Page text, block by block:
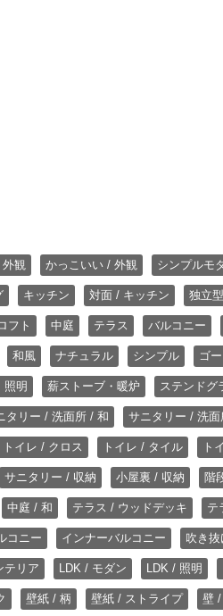
外観 かっこいい / 外観 シンプルモ
キッチン 対面 / キッチン 独立
フト 中庭 テラス バルコニー
和風 ナチュラル シンプル ゴ
照明 薪ストーブ・暖炉 ステンドグ
タリー / 洗面所 / 和 サニタリー / 洗
トイレ / クロス トイレ / タイル ト
サニタリー / 収納 小屋裏 / 収納 階
中庭 / 和 テラス / ウッドデッキ テ
コニー インナーバルコニー 吹き
テリア LDK / モダン LDK / 照明
壁紙 / 柄 壁紙 / ストライプ 壁